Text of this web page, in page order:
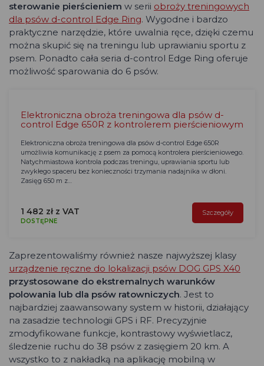
sterowanie pierścieniem w serii obroży treningowych
dla psów d-control Edge Ring. Wygodne i bardzo
praktyczne narzędzie, które uwalnia ręce, dzięki czemu
można skupić się na treningu lub uprawianiu sportu z
psem. Ponadto cała seria d-control Edge Ring oferuje
możliwość sparowania do 6 psów.
Elektroniczna obroża treningowa dla psów d-
control Edge 650R z kontrolerem pierścieniowym
Elektroniczna obroża treningowa dla psów d-control Edge 650R
umożliwia komunikację z psem za pomocą kontrolera pierścieniowego.
Natychmiastowa kontrola podczas treningu, uprawiania sportu lub
zwykłego spaceru bez konieczności trzymania nadajnika w dłoni.
Zasięg 650 m z…
1 482 zł z VAT
DOSTĘPNE
Szczegóły
Zaprezentowaliśmy również nasze najwyższej klasy
urządzenie ręczne do lokalizacji psów DOG GPS X40
przystosowane do ekstremalnych warunków
polowania lub dla psów ratowniczych. Jest to
najbardziej zaawansowany system w historii, działający
na zasadzie technologii GPS i RF. Precyzyjnie
zmodyfikowane funkcje, kontrastowy wyświetlacz,
śledzenie ruchu do 38 psów z zasięgiem 20 km. A
wszystko to z nakładką na aplikację mobilną w